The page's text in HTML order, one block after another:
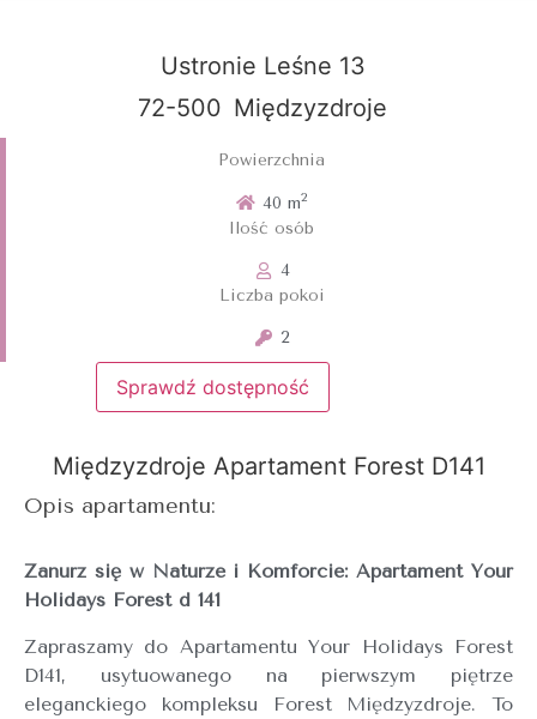
Ustronie Leśne 13
72-500 Międzyzdroje
Powierzchnia
40 m2
Ilość osób
4
Liczba pokoi
2
Sprawdź dostępność
Międzyzdroje Apartament Forest D141
Opis apartamentu:
Zanurz się w Naturze i Komforcie: Apartament Your
Holidays Forest d 141
Zapraszamy do Apartamentu Your Holidays Forest
D141, usytuowanego na pierwszym piętrze
eleganckiego kompleksu Forest Międzyzdroje. To